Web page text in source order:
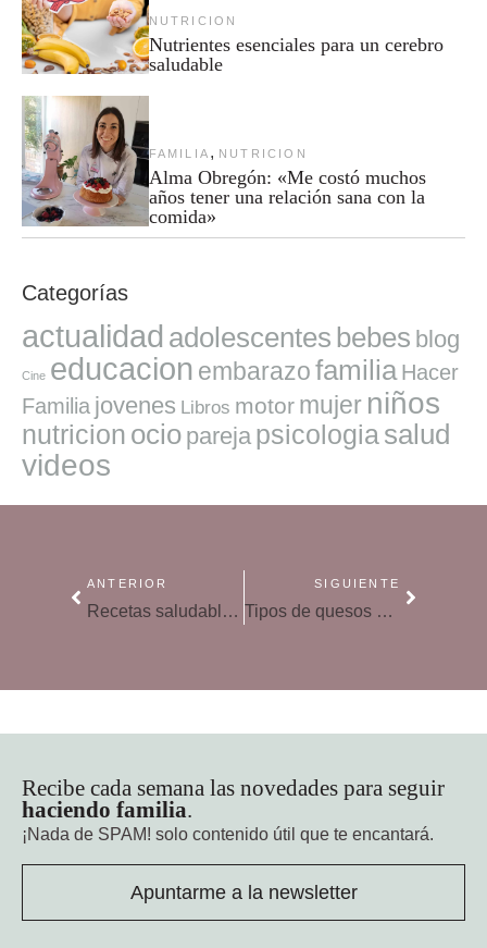
NUTRICION
Nutrientes esenciales para un cerebro
saludable
FAMILIA , NUTRICION
Alma Obregón: «Me costó muchos
años tener una relación sana con la
comida»
Categorías
actualidad adolescentes bebes blog
Cine educacion embarazofamilia Hacer
Familia jovenes Libros motor mujer niños
nutricion ocio pareja psicologiasalud
videos
ANTERIOR
Recetas saludables con jamón ibérico para este verano
SIGUIENTE
Tipos de quesos y sus beneficios
Recibe cada semana las novedades para seguir
haciendo familia.
¡Nada de SPAM! solo contenido útil que te encantará.
Apuntarme a la newsletter